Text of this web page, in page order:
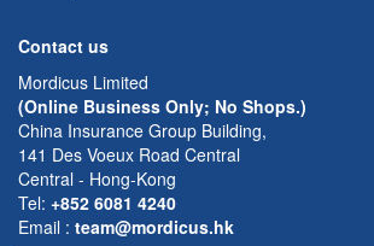
Contact us
Mordicus Limited
(Online Business Only; No Shops.)
China Insurance Group Building,
141 Des Voeux Road Central
Central - Hong-Kong
Tel: +852 6081 4240
Email : team@mordicus.hk